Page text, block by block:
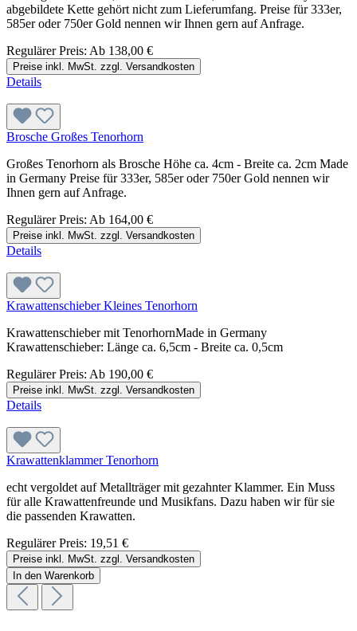
abgebildete Kette gehört nicht zum Lieferumfang. Preise für 333er,
585er oder 750er Gold nennen wir Ihnen gern auf Anfrage.
Regulärer Preis: Ab 138,00 €
Preise inkl. MwSt. zzgl. Versandkosten
Details
Brosche Großes Tenorhorn
Großes Tenorhorn als Brosche Höhe ca. 4cm - Breite ca. 2cm Made
in Germany Preise für 333er, 585er oder 750er Gold nennen wir
Ihnen gern auf Anfrage.
Regulärer Preis: Ab 164,00 €
Preise inkl. MwSt. zzgl. Versandkosten
Details
Krawattenschieber Kleines Tenorhorn
Krawattenschieber mit TenorhornMade in Germany
Krawattenschieber: Länge ca. 6,5cm - Breite ca. 0,5cm
Regulärer Preis: Ab 190,00 €
Preise inkl. MwSt. zzgl. Versandkosten
Details
Krawattenklammer Tenorhorn
echt vergoldet auf Metallträger mit gezahnter Klammer. Ein Muss
für alle Krawattenfreunde und Musikfans. Dazu haben wir für sie
die passenden Krawatten.
Regulärer Preis: 19,51 €
Preise inkl. MwSt. zzgl. Versandkosten
In den Warenkorb